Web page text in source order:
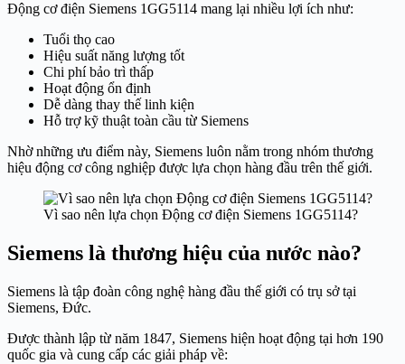
Động cơ điện Siemens 1GG5114 mang lại nhiều lợi ích như:
Tuổi thọ cao
Hiệu suất năng lượng tốt
Chi phí bảo trì thấp
Hoạt động ổn định
Dễ dàng thay thế linh kiện
Hỗ trợ kỹ thuật toàn cầu từ Siemens
Nhờ những ưu điểm này, Siemens luôn nằm trong nhóm thương
hiệu động cơ công nghiệp được lựa chọn hàng đầu trên thế giới.
Vì sao nên lựa chọn Động cơ điện Siemens 1GG5114?
Siemens là thương hiệu của nước nào?
Siemens là tập đoàn công nghệ hàng đầu thế giới có trụ sở tại
Siemens, Đức.
Được thành lập từ năm 1847, Siemens hiện hoạt động tại hơn 190
quốc gia và cung cấp các giải pháp về: